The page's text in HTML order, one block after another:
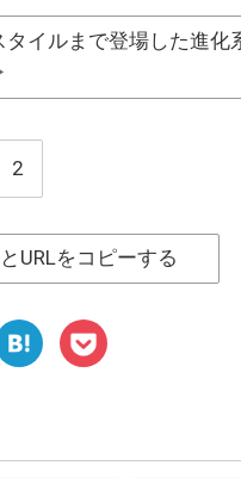
タイルまで登場した進化
2
URLをコピーする